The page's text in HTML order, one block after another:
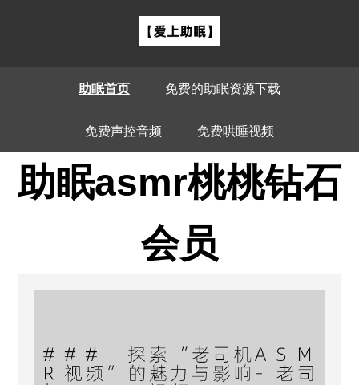
助眠首页 免费的助眠资源下载
免费声控音频 免费哄睡视频
助眠asmr桃桃钻石
会员